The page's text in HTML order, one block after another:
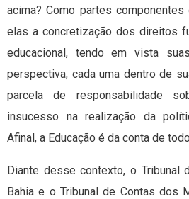
acima? Como partes
elas a concretização dos direitos
educacional, tendo em vista
perspectiva, cada uma dentro de
parcela de responsabilidade
insucesso na realização da
Afinal, a Educação é da conta de
Diante desse contexto, o Tribunal
Bahia e o Tribunal de Contas dos